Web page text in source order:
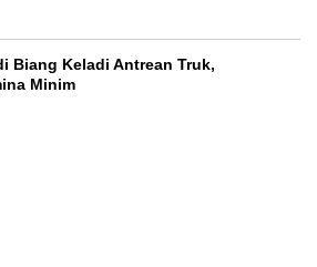
Biang Keladi Antrean Truk,
Minim